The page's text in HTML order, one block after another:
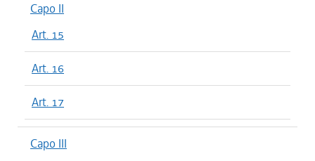
Capo II
Art. 15
Art. 16
Art. 17
Capo III